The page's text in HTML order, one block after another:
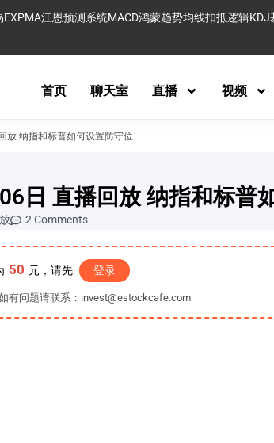
EXPMA江恩预测系统MACD鸿蒙趋势均线扣抵逻辑KDJ
首页 聊天室 直播 视频
放 纳指和标普如何设置防守位
日 直播回放 纳指和标普
2 Comments
50 元，请先 登录
有问题请联系：invest@estockcafe.com